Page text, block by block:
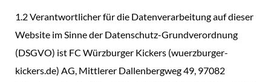
1.2 Verantwortlicher für die Datenverarbeitung auf dieser
Website im Sinne der Datenschutz-Grundverordnung
(DSGVO) ist FC Würzburger Kickers (wuerzburger-
kickers.de) AG, Mittlerer Dallenbergweg 49, 97082